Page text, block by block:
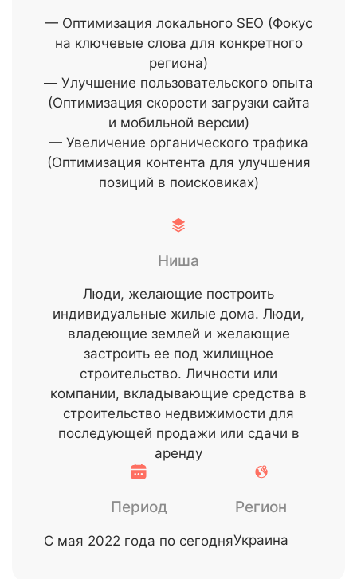
— Оптимизация локального SEO (Фокус
на ключевые слова для конкретного
региона)
— Улучшение пользовательского опыта
(Оптимизация скорости загрузки сайта
и мобильной версии)
— Увеличение органического трафика
(Оптимизация контента для улучшения
позиций в поисковиках)
Ниша
Люди, желающие построить
индивидуальные жилые дома. Люди,
владеющие землей и желающие
застроить ее под жилищное
строительство. Личности или
компании, вкладывающие средства в
строительство недвижимости для
последующей продажи или сдачи в
аренду
Период
С мая 2022 года по сегодня
Регион
Украина